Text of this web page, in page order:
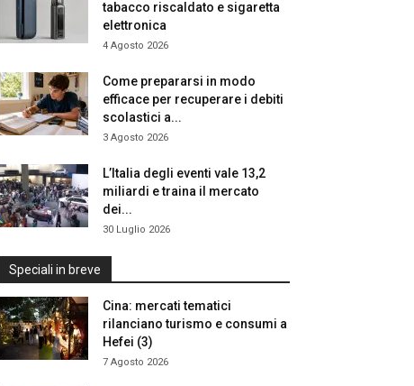
tabacco riscaldato e sigaretta
elettronica
4 Agosto 2026
Come prepararsi in modo
efficace per recuperare i debiti
scolastici a...
3 Agosto 2026
L’Italia degli eventi vale 13,2
miliardi e traina il mercato
dei...
30 Luglio 2026
Speciali in breve
Cina: mercati tematici
rilanciano turismo e consumi a
Hefei (3)
7 Agosto 2026